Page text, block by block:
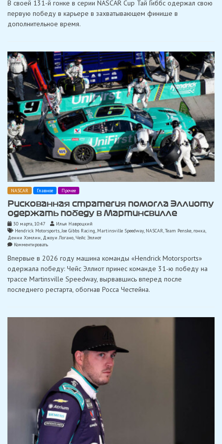
Гиббс
свою
первую
NASCAR
Бристоле
В своей 131-й гонке в серии NASCAR Cup Тай Гиббс одержал свою
первую победу в карьере в захватывающем финише в
дополнительное время.
NASCAR Главное Прочее
Рискованная стратегия помогла Эллиоту
одержать победу в Мартинсвилле
30 марта, 10:47
Илья Навроцкий
Hendrick Motorsports,Joe Gibbs Racing, Martinsville Speedway, NASCAR,Team Penske, гонка
Денни Хэмлин, Джоуи Логано, Чейс Эллиот
Комментироватьon
стратегия
помогла
Эллиоту
одержать
в
Впервые в 2026 году машина команды «Hendrick Motorsports»
одержала победу: Чейс Эллиот принес команде 31-ю победу на
трассе Martinsville Speedway, вырвавшись вперед после
последнего рестарта, обогнав Росса Честейна.